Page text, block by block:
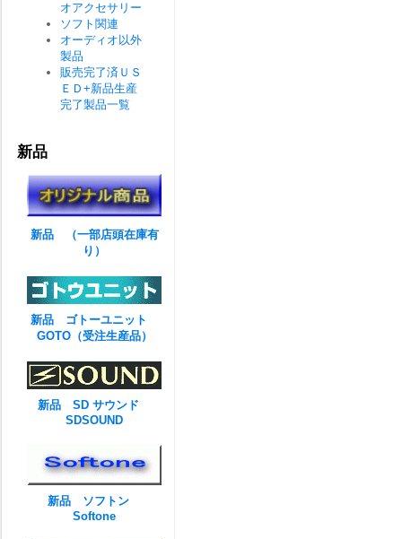
オアクセサリー
ソフト関連
オーディオ以外
製品
販売完了済ＵＳ
ＥＤ+新品生産
完了製品一覧
新品
新品 （一部店頭在庫有
り）
新品 ゴトーユニット
GOTO（受注生産品）
新品 SD サウンド
SDSOUND
新品 ソフトン
Softone